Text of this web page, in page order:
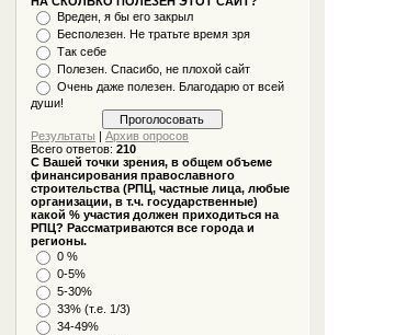
Вреден, я бы его закрыл
Бесполезен. Не тратьте время зря
Так себе
Полезен. Спасибо, не плохой сайт
Очень даже полезен. Благодарю от всей
души!
Результаты |Архив опросов
Всего ответов:210
С Вашей точки зрения, в общем объеме
финансирования православного
строительства (РПЦ, частные лица, любые
организации, в т.ч. государственные)
какой % участия должен приходиться на
РПЦ? Рассматриваются все города и
регионы.
0 %
0-5%
5-30%
33% (т.е. 1/3)
34-49%